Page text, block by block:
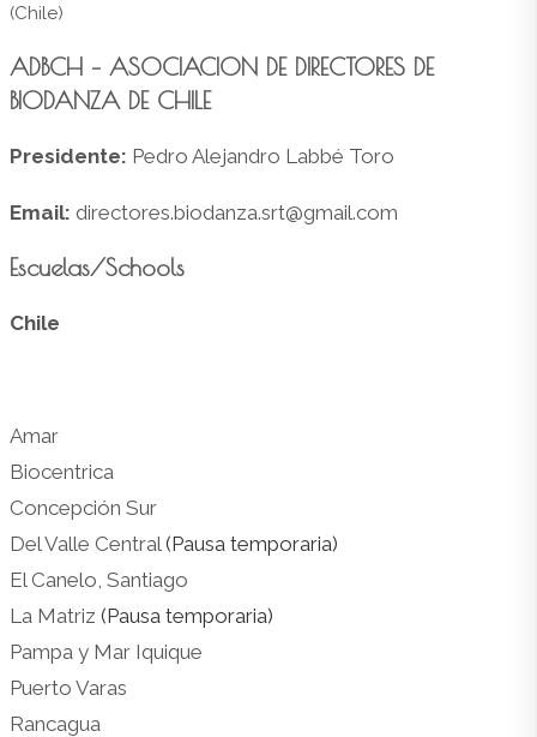
(Chile)
ADBCH – ASOCIACION DE DIRECTORES DE
BIODANZA DE CHILE
Presidente: Pedro Alejandro Labbé Toro
Email: directores.biodanza.srt@gmail.com
Escuelas/Schools
Chile
Amar
Biocentrica
Concepción Sur
Del Valle Central (Pausa temporaria)
El Canelo, Santiago
La Matriz (Pausa temporaria)
Pampa y Mar Iquique
Puerto Varas
Rancagua